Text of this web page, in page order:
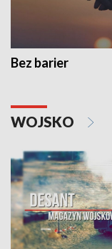
Bez barier
WOJSKO